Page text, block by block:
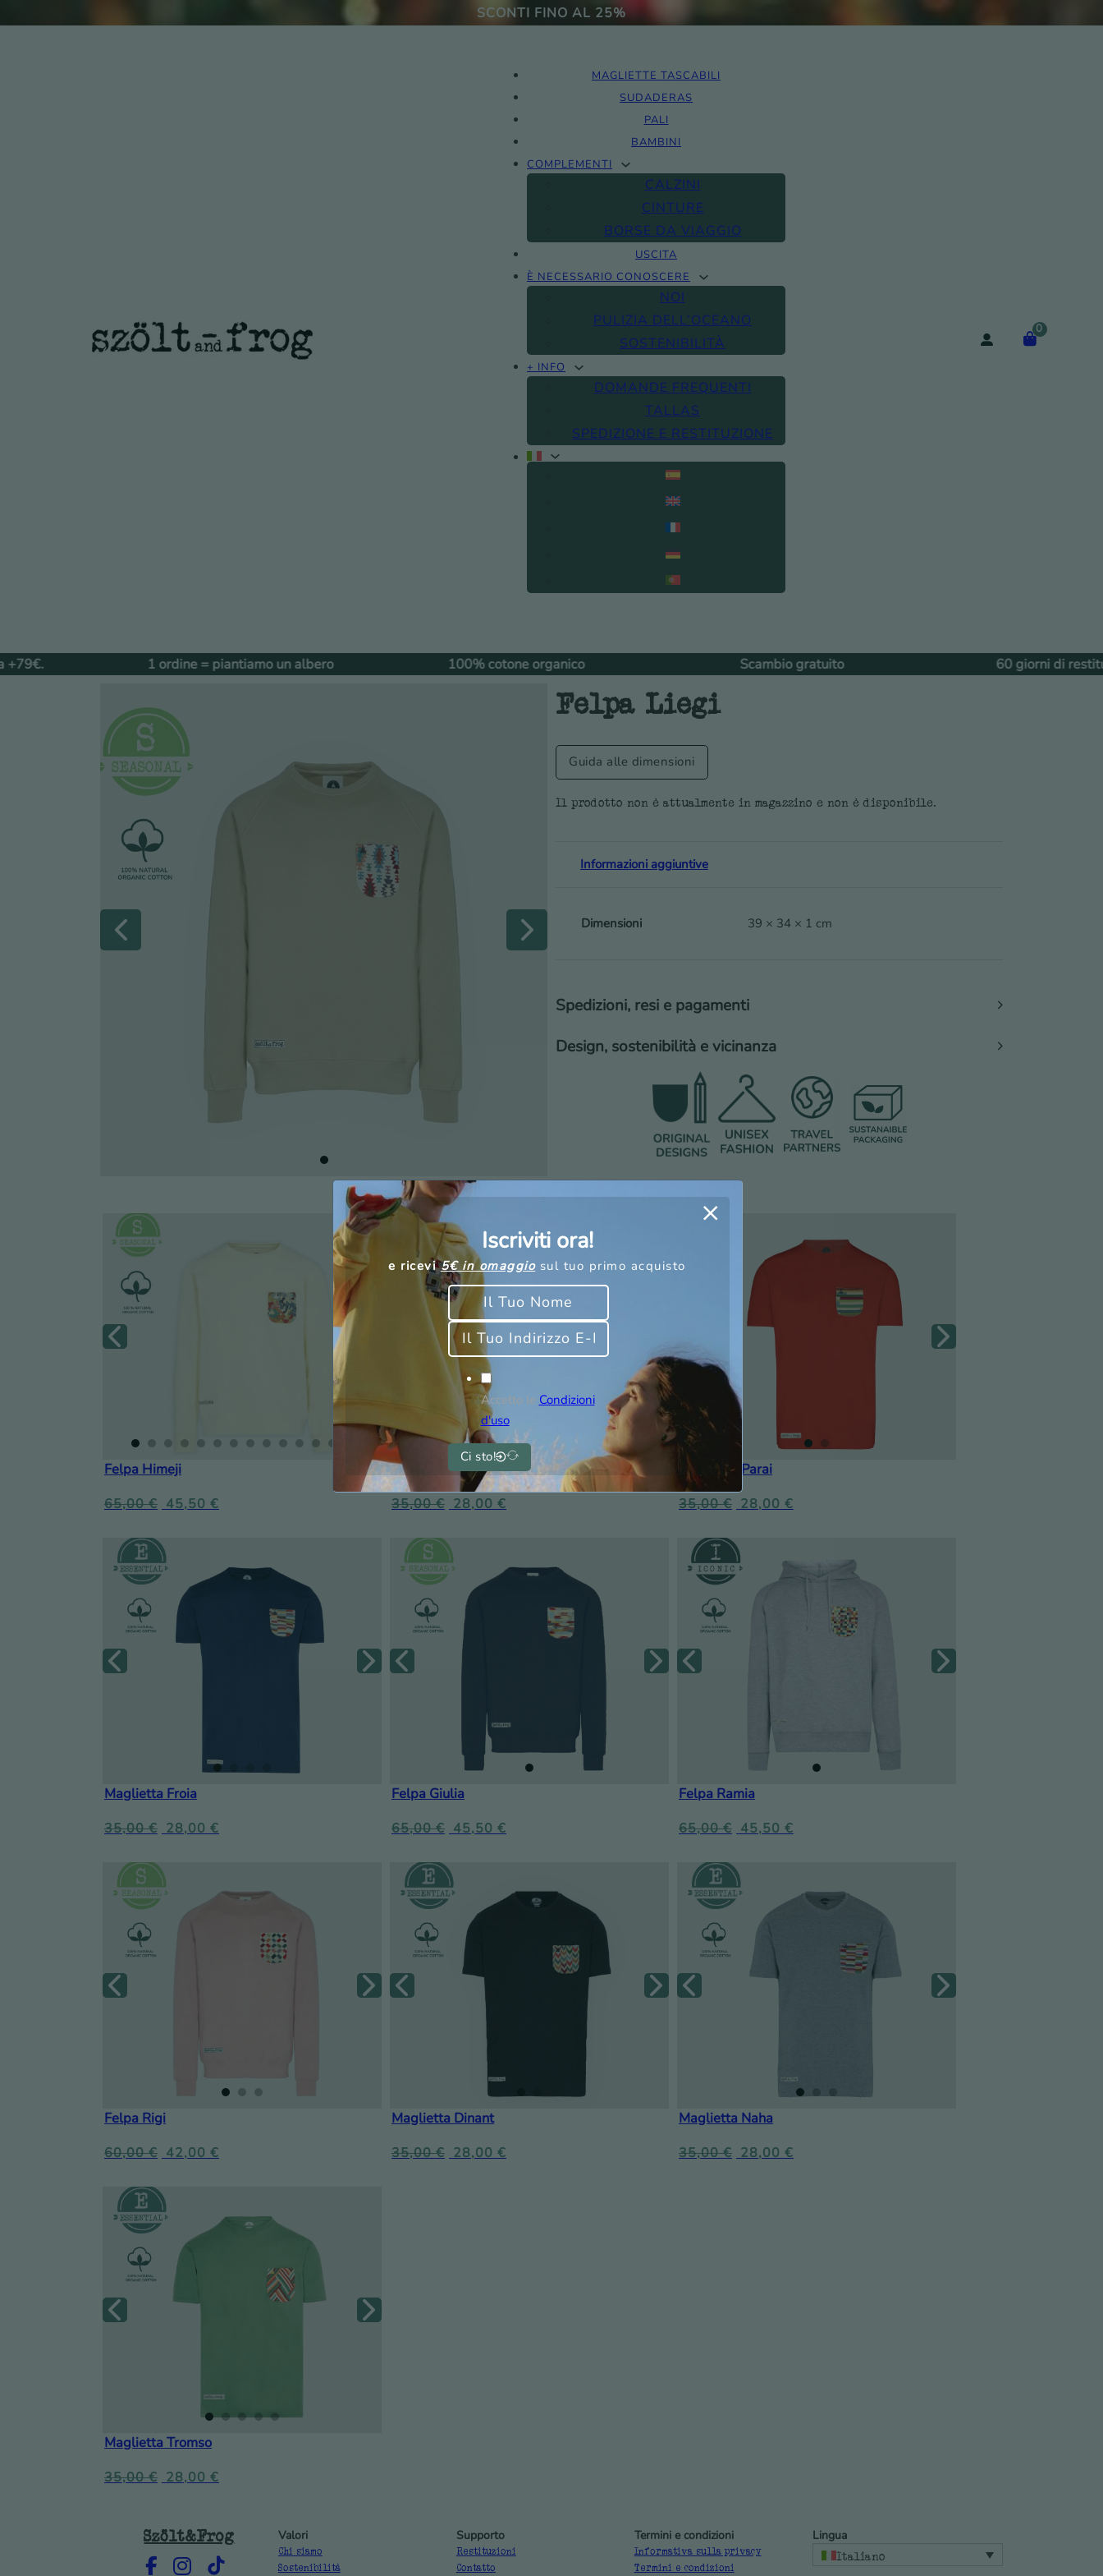
SCONTI FINO AL 25%
MAGLIETTE TASCABILI
SUDADERAS
PALI
BAMBINI
COMPLEMENTI
CALZINI
CINTURE
BORSE DA VIAGGIO
USCITA
È NECESSARIO CONOSCERE
NOI
PULIZIA DELL’OCEANO
SOSTENIBILITÀ
+ INFO
DOMANDE FREQUENTI
TALLAS
SPEDIZIONE E RESTITUZIONE
0
1 ordine = piantiamo un albero 100% cotone organico Scambio gratuito 60 giorni di restituzione
Felpa Liegi
Guida alle dimensioni
Il prodotto non è attualmente in magazzino e non è disponibile.
Informazioni aggiuntive
Dimensioni 39 × 34 × 1 cm
Spedizioni, resi e pagamenti
Design, sostenibilità e vicinanza
Felpa Himeji
65,00€ 45,50 €
Maglietta Palawan
35,00€ 28,00 €
Maglietta Parai
35,00€ 28,00 €
Maglietta Froia
35,00€ 28,00 €
Felpa Giulia
65,00€ 45,50 €
Felpa Ramia
65,00€ 45,50 €
Felpa Rigi
60,00€ 42,00 €
Maglietta Dinant
35,00€ 28,00 €
Maglietta Naha
35,00€ 28,00 €
Maglietta Tromso
35,00€ 28,00 €
Szölt&Frog Valori
Chi siamo
Sostenibilità
Supporto
Restituzioni
Contatto
Termini e condizioni
Informativa sulla privacy
Termini e condizioni
Lingua
Italiano
Iscriviti ora!
e ricevi5€ in omaggiosul tuo primo acquisto
Accetto le Condizioni
d'uso
Ci sto!